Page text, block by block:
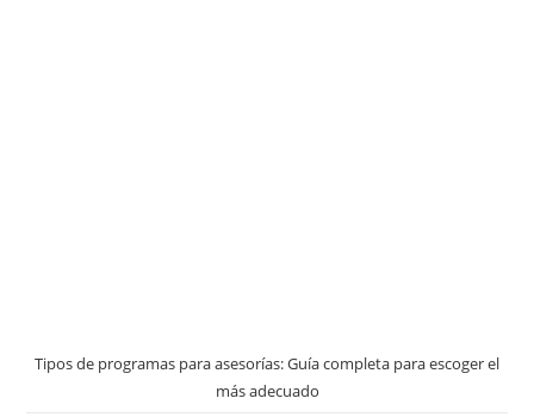
Tipos de programas para asesorías: Guía completa para escoger el
más adecuado